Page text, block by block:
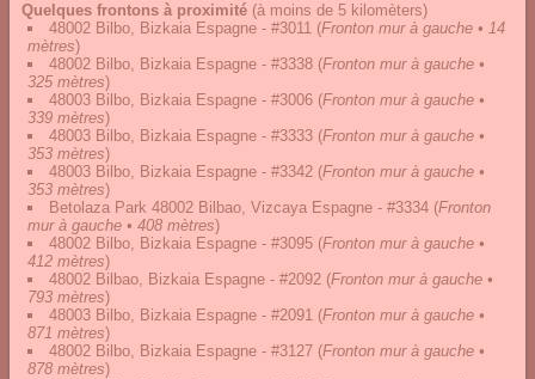
Quelques frontons à proximité (à moins de 5 kilomèters)
48002 Bilbo, Bizkaia Espagne - #3011 (Fronton mur à gauche • 14
mètres)
48002 Bilbo, Bizkaia Espagne - #3338 (Fronton mur à gauche •
325 mètres)
48003 Bilbo, Bizkaia Espagne - #3006 (Fronton mur à gauche •
339 mètres)
48003 Bilbo, Bizkaia Espagne - #3333 (Fronton mur à gauche •
353 mètres)
48003 Bilbo, Bizkaia Espagne - #3342 (Fronton mur à gauche •
353 mètres)
Betolaza Park 48002 Bilbao, Vizcaya Espagne - #3334 (Fronton
mur à gauche • 408 mètres)
48002 Bilbo, Bizkaia Espagne - #3095 (Fronton mur à gauche •
412 mètres)
48002 Bilbao, Bizkaia Espagne - #2092 (Fronton mur à gauche •
793 mètres)
48003 Bilbo, Bizkaia Espagne - #2091 (Fronton mur à gauche •
871 mètres)
48002 Bilbo, Bizkaia Espagne - #3127 (Fronton mur à gauche •
878 mètres)